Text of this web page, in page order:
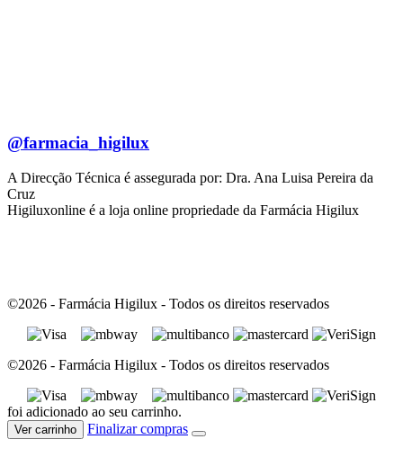
@farmacia_higilux
A Direcção Técnica é assegurada por: Dra. Ana Luisa Pereira da
Cruz
Higiluxonline é a loja online propriedade da Farmácia Higilux
©2026 - Farmácia Higilux - Todos os direitos reservados
©2026 - Farmácia Higilux - Todos os direitos reservados
foi adicionado ao seu carrinho.
Ver carrinho Finalizar compras